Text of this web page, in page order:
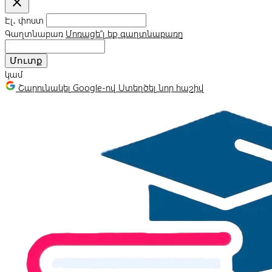
Էլ․ փոստ
Գաղտնաբառ Մոռացե՞լ եք գաղտնաբառը
Մուտք
կամ
Շարունակել Google-ով Ստեղծել նոր հաշիվ